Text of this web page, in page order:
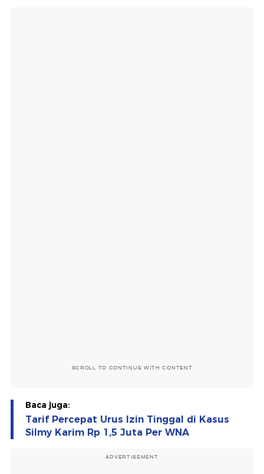
SCROLL TO CONTINUE WITH CONTENT
Baca juga:
Tarif Percepat Urus Izin Tinggal di Kasus
Silmy Karim Rp 1,5 Juta Per WNA
ADVERTISEMENT